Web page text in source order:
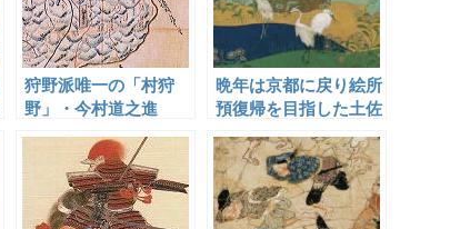
狩野派唯一の「村狩
野」・今村道之進
晩年は京都に戻り絵所
預復帰を目指した土佐